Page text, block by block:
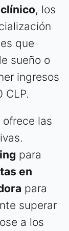
, los
que
sueño o
ingresos
CLP.
las
para
en
para
superar
a los